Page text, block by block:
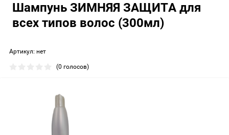
Шампунь ЗИМНЯЯ ЗАЩИТА для
всех типов волос (300мл)
Артикул: нет
(0 голосов)